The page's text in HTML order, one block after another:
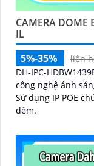
CAMERA DOME
IL
5%-35%
liên
DH-IPC-
công nghệ ánh
Sử dụng IP POE
đêm.